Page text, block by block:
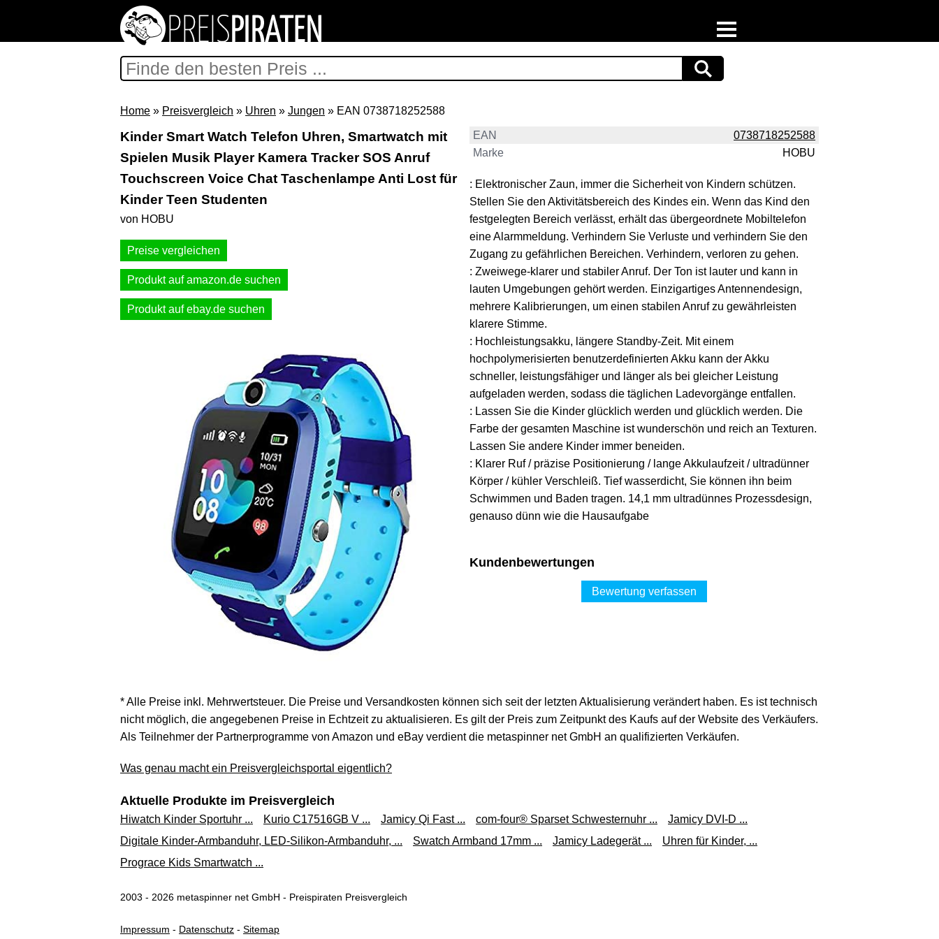
Support & Newsletter
Presse
Datenschutz
Impressum
Home » Preisvergleich » Uhren » Jungen » EAN 0738718252588
Kinder Smart Watch Telefon Uhren, Smartwatch mit
Spielen Musik Player Kamera Tracker SOS Anruf
Touchscreen Voice Chat Taschenlampe Anti Lost für
Kinder Teen Studenten
von HOBU
Preise vergleichen
Produkt auf amazon.de suchen
Produkt auf ebay.de suchen
EAN
0738718252588
Marke
HOBU
: Elektronischer Zaun, immer die Sicherheit von Kindern schützen.
Stellen Sie den Aktivitätsbereich des Kindes ein. Wenn das Kind den
festgelegten Bereich verlässt, erhält das übergeordnete Mobiltelefon
eine Alarmmeldung. Verhindern Sie Verluste und verhindern Sie den
Zugang zu gefährlichen Bereichen. Verhindern, verloren zu gehen.
: Zweiwege-klarer und stabiler Anruf. Der Ton ist lauter und kann in
lauten Umgebungen gehört werden. Einzigartiges Antennendesign,
mehrere Kalibrierungen, um einen stabilen Anruf zu gewährleisten
klarere Stimme.
: Hochleistungsakku, längere Standby-Zeit. Mit einem
hochpolymerisierten benutzerdefinierten Akku kann der Akku
schneller, leistungsfähiger und länger als bei gleicher Leistung
aufgeladen werden, sodass die täglichen Ladevorgänge entfallen.
: Lassen Sie die Kinder glücklich werden und glücklich werden. Die
Farbe der gesamten Maschine ist wunderschön und reich an Texturen.
Lassen Sie andere Kinder immer beneiden.
: Klarer Ruf / präzise Positionierung / lange Akkulaufzeit / ultradünner
Körper / kühler Verschleiß. Tief wasserdicht, Sie können ihn beim
Schwimmen und Baden tragen. 14,1 mm ultradünnes Prozessdesign,
genauso dünn wie die Hausaufgabe
Kundenbewertungen
Bewertung verfassen
* Alle Preise inkl. Mehrwertsteuer. Die Preise und Versandkosten können sich seit der letzten Aktualisierung verändert haben. Es ist technisch
nicht möglich, die angegebenen Preise in Echtzeit zu aktualisieren. Es gilt der Preis zum Zeitpunkt des Kaufs auf der Website des Verkäufers.
Als Teilnehmer der Partnerprogramme von Amazon und eBay verdient die metaspinner net GmbH an qualifizierten Verkäufen.
Was genau macht ein Preisvergleichsportal eigentlich?
Aktuelle Produkte im Preisvergleich
Hiwatch Kinder Sportuhr ... Kurio C17516GB V ... Jamicy Qi Fast ... com-four® Sparset Schwesternuhr ...
Jamicy DVI-D ...
Digitale Kinder-Armbanduhr, LED-Silikon-Armbanduhr, ...
Swatch Armband 17mm ... Jamicy Ladegerät ...
Uhren für Kinder, ...
Prograce Kids Smartwatch ...
2003 - 2026 metaspinner net GmbH - Preispiraten Preisvergleich
Impressum - Datenschutz - Sitemap